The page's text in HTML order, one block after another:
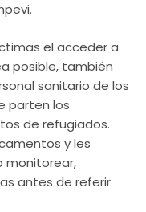
el acceder a
posible, también
sanitario de los
parten los
de refugiados.
y les
monitorear,
antes de referir